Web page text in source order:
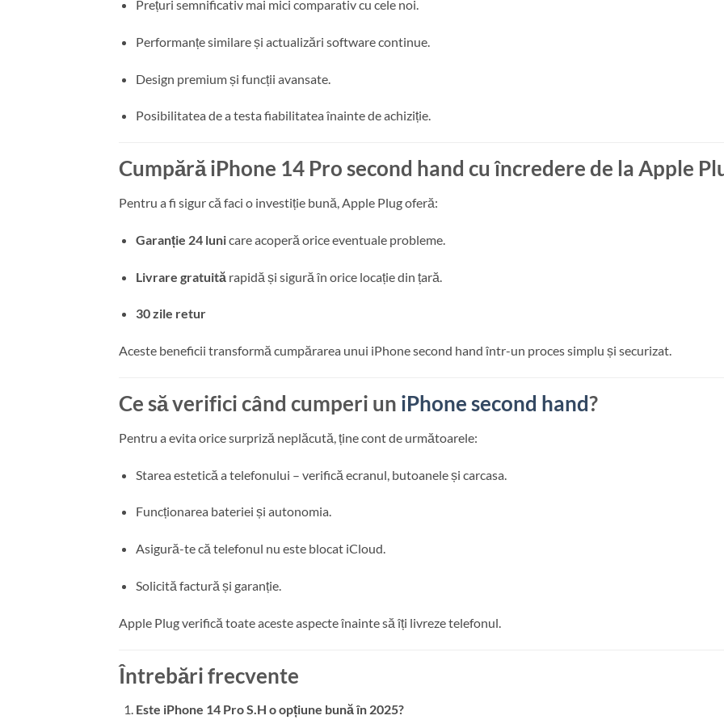
Prețuri semnificativ mai mici comparativ cu cele noi.
Performanțe similare și actualizări software continue.
Design premium și funcții avansate.
Posibilitatea de a testa fiabilitatea înainte de achiziție.
Cumpără iPhone 14 Pro second hand cu încredere de la Apple
Pentru a fi sigur că faci o investiție bună, Apple Plug oferă:
Garanție 24 lunicare acoperă orice eventuale probleme.
Livrare gratuită rapidă și sigură în orice locație din țară.
30 zile retur
Aceste beneficii transformă cumpărarea unui iPhone second hand într-un proces simplu și securizat.
Ce să verifici când cumperi un iPhone second hand?
Pentru a evita orice surpriză neplăcută, ține cont de următoarele:
Starea estetică a telefonului – verifică ecranul, butoanele și carcasa.
Funcționarea bateriei și autonomia.
Asigură-te că telefonul nu este blocat iCloud.
Solicită factură și garanție.
Apple Plug verifică toate aceste aspecte înainte să îți livreze telefonul.
Întrebări frecvente
Este iPhone 14 Pro S.H o opțiune bună în 2025?